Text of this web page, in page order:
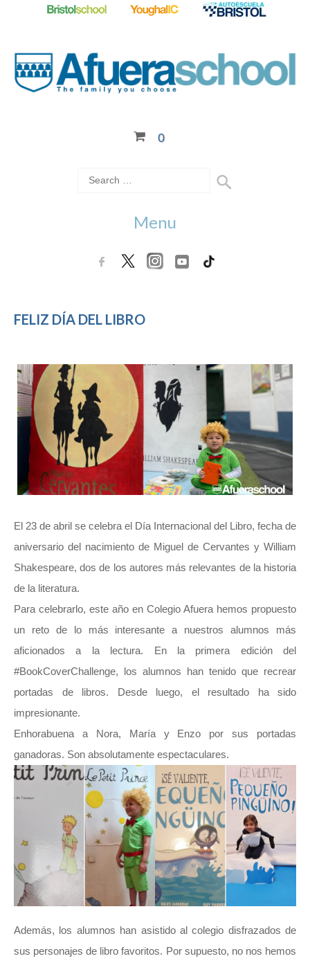
0
Menu
FELIZ DÍA DEL LIBRO
El 23 de abril se celebra el Día Internacional del Libro, fecha de
aniversario del nacimiento de Miguel de Cervantes y William
Shakespeare, dos de los autores más relevantes de la historia
de la literatura.
Para celebrarlo, este año en Colegio Afuera hemos propuesto
un reto de lo más interesante a nuestros alumnos más
aficionados a la lectura. En la primera edición del
#BookCoverChallenge, los alumnos han tenido que recrear
portadas de libros. Desde luego, el resultado ha sido
impresionante.
Enhorabuena a Nora, María y Enzo por sus portadas
ganadoras. Son absolutamente espectaculares.
Además, los alumnos han asistido al colegio disfrazados de
sus personajes de libro favoritos. Por supuesto, no nos hemos